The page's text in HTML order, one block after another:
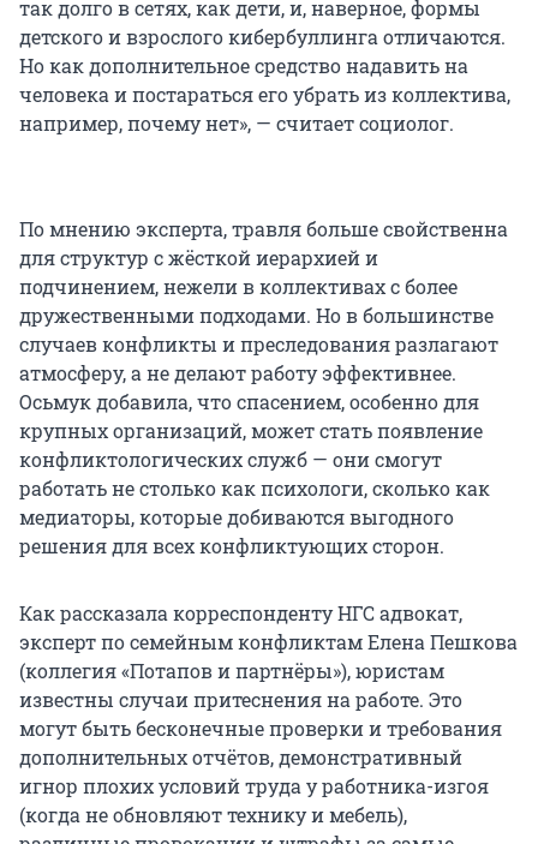
так долго в сетях, как дети, и, наверное, формы
детского и взрослого кибербуллинга отличаются.
Но как дополнительное средство надавить на
человека и постараться его убрать из коллектива,
например, почему нет», — считает социолог.
По мнению эксперта, травля больше свойственна
для структур с жёсткой иерархией и
подчинением, нежели в коллективах с более
дружественными подходами. Но в большинстве
случаев конфликты и преследования разлагают
атмосферу, а не делают работу эффективнее.
Осьмук добавила, что спасением, особенно для
крупных организаций, может стать появление
конфликтологических служб — они смогут
работать не столько как психологи, сколько как
медиаторы, которые добиваются выгодного
решения для всех конфликтующих сторон.
Как рассказала корреспонденту НГС адвокат,
эксперт по семейным конфликтам Елена Пешкова
(коллегия «Потапов и партнёры»), юристам
известны случаи притеснения на работе. Это
могут быть бесконечные проверки и требования
дополнительных отчётов, демонстративный
игнор плохих условий труда у работника-изгоя
(когда не обновляют технику и мебель),